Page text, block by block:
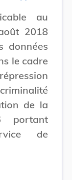
au
2018
données
le cadre
de la
de